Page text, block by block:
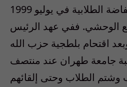
خامنئي تعامل مع الانتفاضة الطلابية في يوليو 1999
الوحشي. ففي عهد الرئيس
اقتحام بلطجية حزب الله
جامعة طهران عند منتصف
وشتم الطلاب وحتى إلقائهم